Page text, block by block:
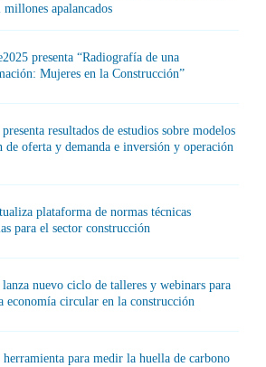
apalancados
presenta “Radiografía de una
Mujeres en la Construcción”
resultados de estudios sobre modelos
de oferta y demanda e inversión y operación
plataforma de normas técnicas
para el sector construcción
nuevo ciclo de talleres y webinars para
economía circular en la construcción
herramienta para medir la huella de carbono